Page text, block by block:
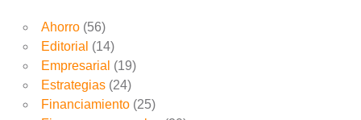
Ahorro(56)
Editorial (14)
Empresarial (19)
Estrategias(24)
Financiamiento(25)